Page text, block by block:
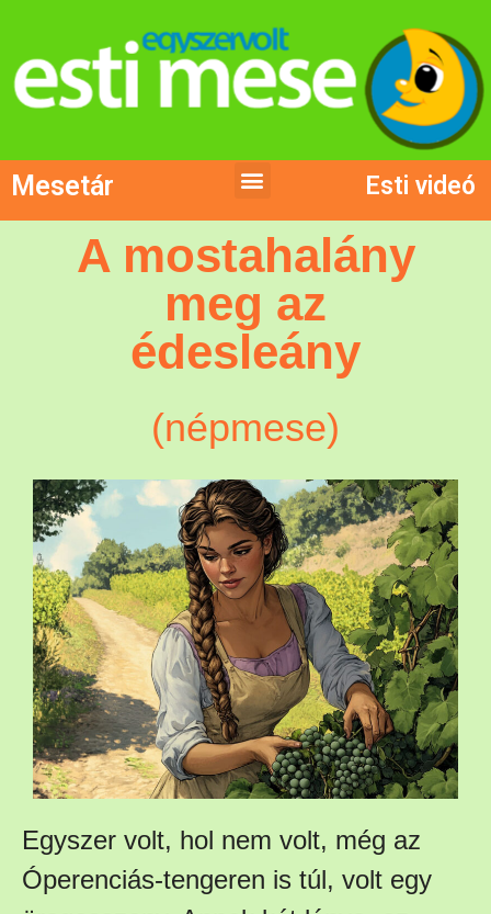
Mesetár Esti videó
A mostahalány
meg az
édesleány
(népmese)
Egyszer volt, hol nem volt, még az
Óperenciás-tengeren is túl, volt egy